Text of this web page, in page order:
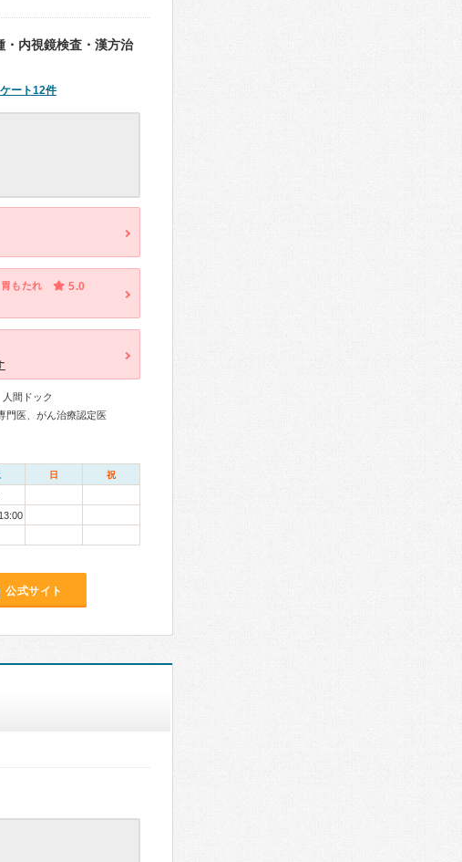
・内視鏡検査・漢方治
ート12件
もたれ 5.0
間ドック
門医、がん治療認定医
日 祝
公式サイト